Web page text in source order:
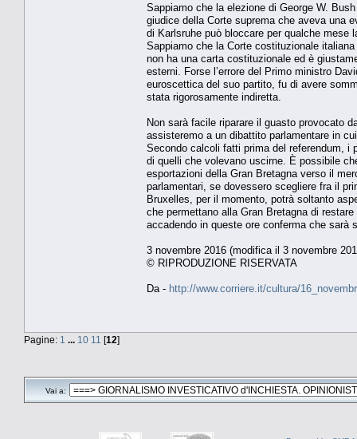
Sappiamo che la elezione di George W.
giudice della Corte suprema che aveva una
di Karlsruhe può bloccare per qualche mese
Sappiamo che la Corte costituzionale
non ha una carta costituzionale ed è
esterni. Forse l’errore del Primo ministro
euroscettica del suo partito, fu di avere
stata rigorosamente indiretta.
Non sarà facile riparare il guasto provocato
assisteremo a un dibattito parlamentare in
Secondo calcoli fatti prima del referendum, i
di quelli che volevano uscirne. È possibile
esportazioni della Gran Bretagna verso il
parlamentari, se dovessero scegliere fra il
Bruxelles, per il momento, potrà soltanto
che permettano alla Gran Bretagna di
accadendo in queste ore conferma che sarà
3 novembre 2016 (modifica il 3 novembre
© RIPRODUZIONE RISERVATA
Da - http://www.corriere.it/cultura/
Pagine: 1 ... 10 11 [12]
Vai a: